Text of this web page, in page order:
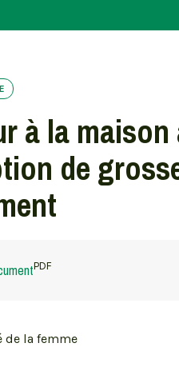
maison après
à la maison
de
PDF
de la femme